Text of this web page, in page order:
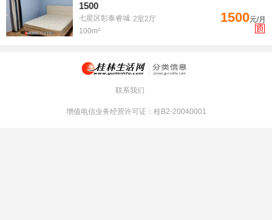
1500
七星区彰泰睿城 2室2厅
100m²
1500元/月
联系我们
增值电信业务经营许可证：桂B2-20040001